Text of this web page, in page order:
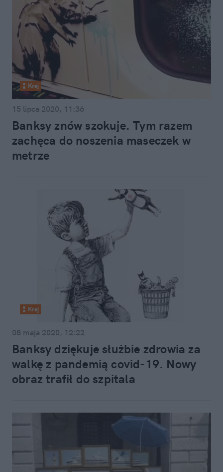
Kraj
15 lipca 2020, 11:36
Banksy znów szokuje. Tym razem
zachęca do noszenia maseczek w
metrze
Kraj
08 maja 2020, 12:22
Banksy dziękuje służbie zdrowia za
walkę z pandemią covid-19. Nowy
obraz trafił do szpitala